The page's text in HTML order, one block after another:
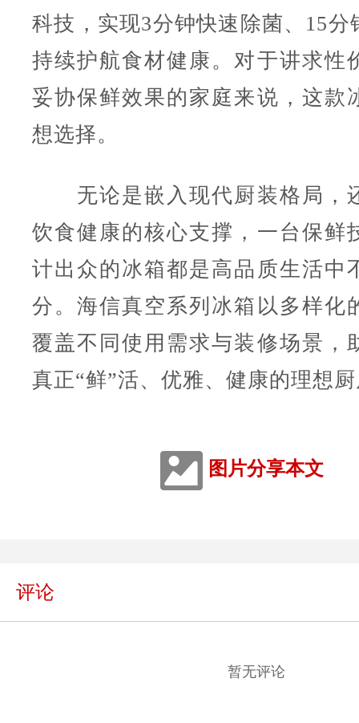
科技，实现3分钟快速除菌、15分
持续护航食材健康。对于讲求性
妥协保鲜效果的家庭来说，这款
想选择。
无论是嵌入现代厨装格局，
饮食健康的核心支撑，一台保鲜
计出众的冰箱都是高品质生活中
分。海信真空系列冰箱以多样化
覆盖不同使用需求与装修场景，
真正“鲜”活、优雅、健康的理想
图片分享本文
评论
暂无评论